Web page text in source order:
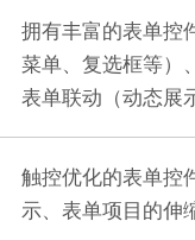
拥有丰富的表单控
菜单、复选框等）
表单联动（动态展
触控优化的表单控
示、表单项目的伸